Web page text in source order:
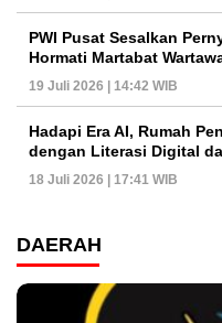
PWI Pusat Sesalkan
Hormati Martabat
19 Juli 2026 | 14:42 WIB
Hadapi Era AI, Rumah
dengan Literasi Digital
18 Juli 2026 | 17:41 WIB
DAERAH